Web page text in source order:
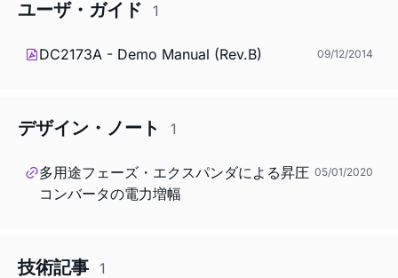
ユーザ・ガイド 1
DC2173A - Demo Manual (Rev.B) 09/12/2014
デザイン・ノート 1
多用途フェーズ・エクスパンダによる昇圧
コンバータの電力増幅
05/01/2020
技術記事 1